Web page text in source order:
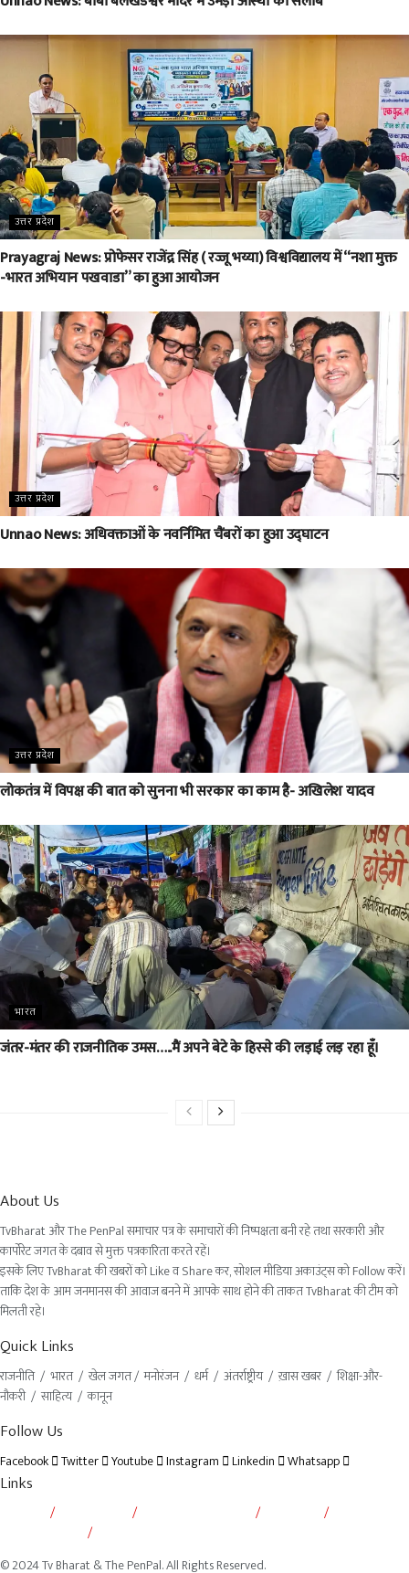
उत्तर प्रदेश
Prayagraj News: प्रोफेसर राजेंद्र सिंह ( रज्जू भय्या) विश्वविद्यालय में “नशा मुक्त
-भारत अभियान पखवाडा” का हुआ आयोजन
उत्तर प्रदेश
Unnao News: अधिवक्ताओं के नवर्निमित चैंबरों का हुआ उद्घाटन
उत्तर प्रदेश
लोकतंत्र में विपक्ष की बात को सुनना भी सरकार का काम है- अखिलेश यादव
भारत
जंतर-मंतर की राजनीतिक उमस…..मैं अपने बेटे के हिस्से की लड़ाई लड़ रहा हूँ।
About Us
TvBharat और The PenPal समाचार पत्र के समाचारों की निष्पक्षता बनी रहे तथा सरकारी और
कार्पोरेट जगत के दबाव से मुक्त पत्रकारिता करते रहें।
इसके लिए TvBharat की खबरों को Like व Share कर, सोशल मीडिया अकाउंट्स को Follow करें।
ताकि देश के आम जनमानस की आवाज बनने में आपके साथ होने की ताकत TvBharat की टीम को
मिलती रहे।
Quick Links
राजनीति / भारत / खेल जगत / मनोरंजन / धर्म / अंतर्राष्ट्रीय / ख़ास खबर / शिक्षा-और-
नौकरी / साहित्य / कानून
Follow Us
Facebook Twitter Youtube Instagram Linkedin Whatsapp
Links
© 2024 Tv Bharat & The PenPal. All Rights Reserved.